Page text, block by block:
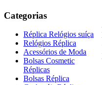
Categorias
Réplica Relógios suíça
Relógios Réplica
Acessórios de Moda
Bolsas Cosmetic
Réplicas
Bolsas Réplica